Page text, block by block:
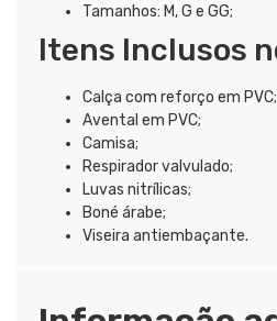
Tamanhos: M, G e GG;
Itens Inclusos
Calça com reforço em PVC;
Avental em PVC;
Camisa;
Respirador valvulado;
Luvas nitrílicas;
Boné árabe;
Viseira antiembaçante.